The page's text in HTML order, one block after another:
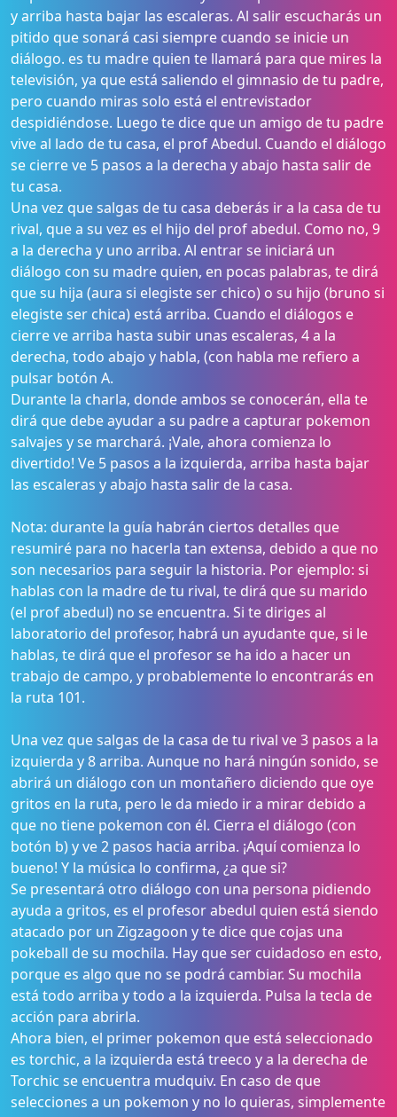
y arriba hasta bajar las escaleras. Al salir escucharás un
pitido que sonará casi siempre cuando se inicie un
diálogo. es tu madre quien te llamará para que mires la
televisión, ya que está saliendo el gimnasio de tu padre,
pero cuando miras solo está el entrevistador
despidiéndose. Luego te dice que un amigo de tu padre
vive al lado de tu casa, el prof Abedul. Cuando el diálogo
se cierre ve 5 pasos a la derecha y abajo hasta salir de
tu casa.
Una vez que salgas de tu casa deberás ir a la casa de tu
rival, que a su vez es el hijo del prof abedul. Como no, 9
a la derecha y uno arriba. Al entrar se iniciará un
diálogo con su madre quien, en pocas palabras, te dirá
que su hija (aura si elegiste ser chico) o su hijo (bruno si
elegiste ser chica) está arriba. Cuando el diálogos e
cierre ve arriba hasta subir unas escaleras, 4 a la
derecha, todo abajo y habla, (con habla me refiero a
pulsar botón A.
Durante la charla, donde ambos se conocerán, ella te
dirá que debe ayudar a su padre a capturar pokemon
salvajes y se marchará. ¡Vale, ahora comienza lo
divertido! Ve 5 pasos a la izquierda, arriba hasta bajar
las escaleras y abajo hasta salir de la casa.
Nota: durante la guía habrán ciertos detalles que
resumiré para no hacerla tan extensa, debido a que no
son necesarios para seguir la historia. Por ejemplo: si
hablas con la madre de tu rival, te dirá que su marido
(el prof abedul) no se encuentra. Si te diriges al
laboratorio del profesor, habrá un ayudante que, si le
hablas, te dirá que el profesor se ha ido a hacer un
trabajo de campo, y probablemente lo encontrarás en
la ruta 101.
Una vez que salgas de la casa de tu rival ve 3 pasos a la
izquierda y 8 arriba. Aunque no hará ningún sonido, se
abrirá un diálogo con un montañero diciendo que oye
gritos en la ruta, pero le da miedo ir a mirar debido a
que no tiene pokemon con él. Cierra el diálogo (con
botón b) y ve 2 pasos hacia arriba. ¡Aquí comienza lo
bueno! Y la música lo confirma, ¿a que si?
Se presentará otro diálogo con una persona pidiendo
ayuda a gritos, es el profesor abedul quien está siendo
atacado por un Zigzagoon y te dice que cojas una
pokeball de su mochila. Hay que ser cuidadoso en esto,
porque es algo que no se podrá cambiar. Su mochila
está todo arriba y todo a la izquierda. Pulsa la tecla de
acción para abrirla.
Ahora bien, el primer pokemon que está seleccionado
es torchic, a la izquierda está treeco y a la derecha de
Torchic se encuentra mudquiv. En caso de que
selecciones a un pokemon y no lo quieras, simplemente